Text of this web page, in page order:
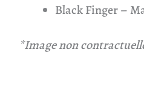
Black Finger –
*Image non